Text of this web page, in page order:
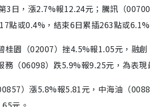
3日，漲2.7%報12.24元；騰訊（
點或0.4%，結束6日累插263點或6.1%
桂園（02007）挫4.5%報1.05元，融
（06098）跌5.9%報9.25元，為表現
）漲5.8%報5.81元，中海油（